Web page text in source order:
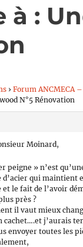
à :
› Forum ANCMECA
N°5 Rénovation
Moinard,
peigne » n’est
qui maintient
et le fait de l’avoir
près ?
il vaut mieux
cachet….et j’aurais
envoyer toutes les